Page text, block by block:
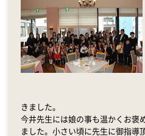
きました。
今井先生には娘の事も温かくお褒
ました。小さい頃に先生に御指導